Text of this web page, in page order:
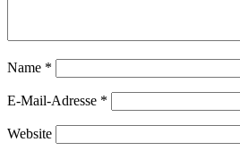
Name *
E-Mail-Adresse *
Website